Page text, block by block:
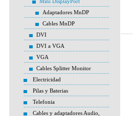
Adaptadores MnDP
Cables MnDP
DVI
DVI a VGA
VGA
Cables Splitter Monitor
Electricidad
Pilas y Baterias
Telefonia
Cables y adaptadores Audio,